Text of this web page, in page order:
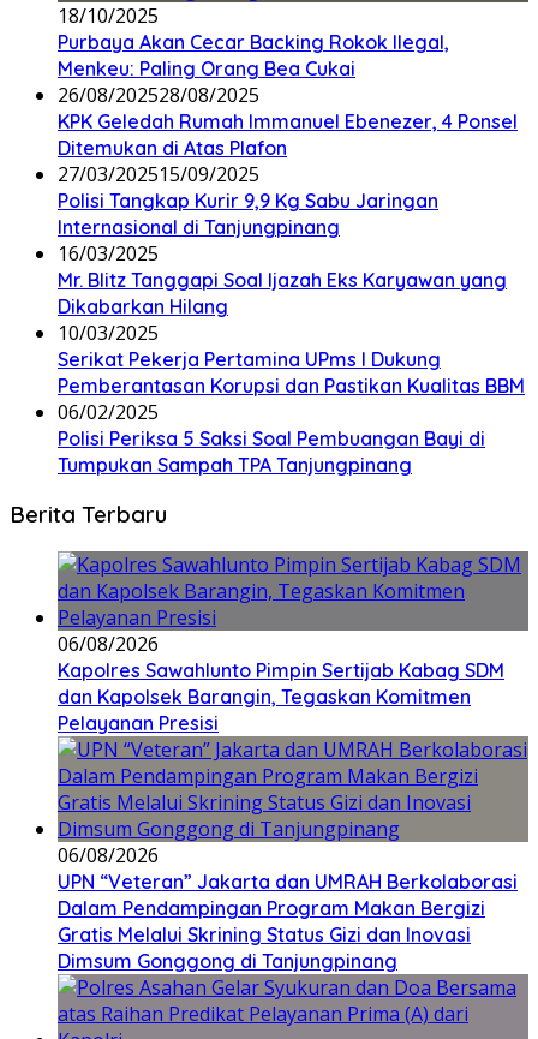
18/10/2025
Purbaya Akan Cecar Backing Rokok Ilegal,
Menkeu: Paling Orang Bea Cukai
26/08/202528/08/2025
KPK Geledah Rumah Immanuel Ebenezer, 4 Ponsel
Ditemukan di Atas Plafon
27/03/202515/09/2025
Polisi Tangkap Kurir 9,9 Kg Sabu Jaringan
Internasional di Tanjungpinang
16/03/2025
Mr. Blitz Tanggapi Soal Ijazah Eks Karyawan yang
Dikabarkan Hilang
10/03/2025
Serikat Pekerja Pertamina UPms I Dukung
Pemberantasan Korupsi dan Pastikan Kualitas BBM
06/02/2025
Polisi Periksa 5 Saksi Soal Pembuangan Bayi di
Tumpukan Sampah TPA Tanjungpinang
Berita Terbaru
06/08/2026
Kapolres Sawahlunto Pimpin Sertijab Kabag SDM
dan Kapolsek Barangin, Tegaskan Komitmen
Pelayanan Presisi
06/08/2026
UPN “Veteran” Jakarta dan UMRAH Berkolaborasi
Dalam Pendampingan Program Makan Bergizi
Gratis Melalui Skrining Status Gizi dan Inovasi
Dimsum Gonggong di Tanjungpinang